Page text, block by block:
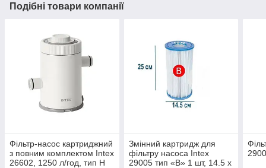
Подібні товари компанії
Фільтр-насос картриджний
з повним комплектом Intex
26602, 1250 л/год, тип Н
Змінний картридж для
фільтру насоса Intex
29005 тип «В» 1 шт, 14.5 х